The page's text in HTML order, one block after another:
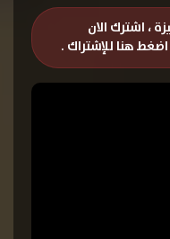
، اشترك الان
اضغط هنا للإشتراك .